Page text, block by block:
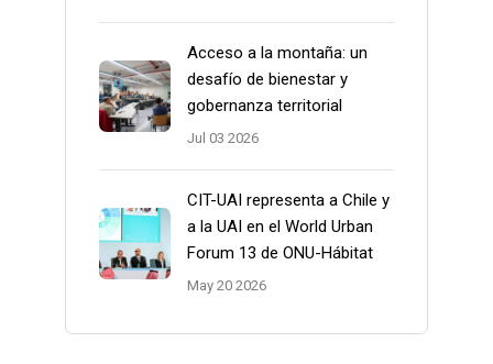
Acceso a la montaña: un
desafío de bienestar y
gobernanza territorial
Jul 03 2026
CIT-UAI representa a Chile y
a la UAI en el World Urban
Forum 13 de ONU-Hábitat
May 20 2026